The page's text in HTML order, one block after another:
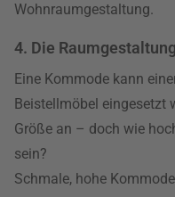
Wohnraumgestaltung.
4. Die
Eine Kommode kann
Beistellmöbel eingesetzt
Größe an – doch wie
sein?
Schmale, hohe